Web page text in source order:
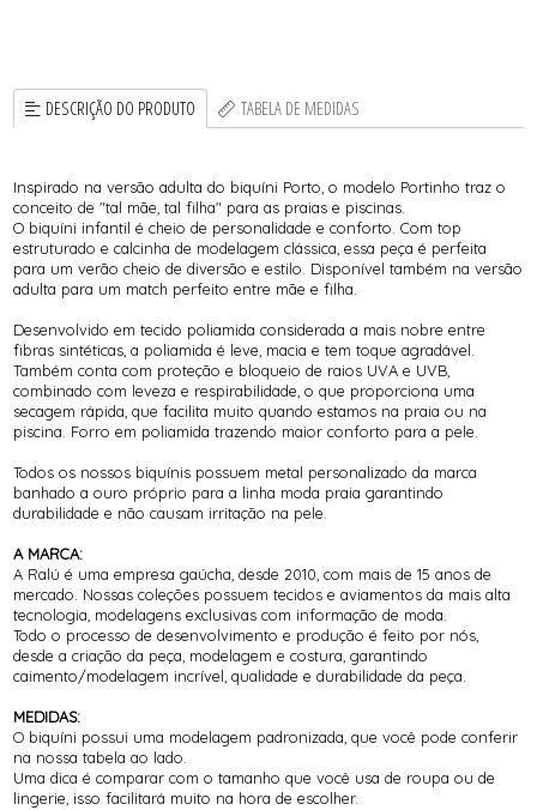
DESCRIÇÃO DO PRODUTO TABELA DE MEDIDAS
Inspirado na versão adulta do biquíni Porto, o modelo Portinho traz o
conceito de "tal mãe, tal filha" para as praias e piscinas.
O biquíni infantil é cheio de personalidade e conforto. Com top
estruturado e calcinha de modelagem clássica, essa peça é perfeita
para um verão cheio de diversão e estilo. Disponível também na versão
adulta para um match perfeito entre mãe e filha.
Desenvolvido em tecido poliamida considerada a mais nobre entre
fibras sintéticas, a poliamida é leve, macia e tem toque agradável.
Também conta com proteção e bloqueio de raios UVA e UVB,
combinado com leveza e respirabilidade, o que proporciona uma
secagem rápida, que facilita muito quando estamos na praia ou na
piscina. Forro em poliamida trazendo maior conforto para a pele.
Todos os nossos biquínis possuem metal personalizado da marca
banhado a ouro próprio para a linha moda praia garantindo
durabilidade e não causam irritação na pele.
A MARCA:
A Ralú é uma empresa gaúcha, desde 2010, com mais de 15 anos de
mercado. Nossas coleções possuem tecidos e aviamentos da mais alta
tecnologia, modelagens exclusivas com informação de moda.
Todo o processo de desenvolvimento e produção é feito por nós,
desde a criação da peça, modelagem e costura, garantindo
caimento/modelagem incrível, qualidade e durabilidade da peça.
MEDIDAS:
O biquíni possui uma modelagem padronizada, que você pode conferir
na nossa tabela ao lado.
Uma dica é comparar com o tamanho que você usa de roupa ou de
lingerie, isso facilitará muito na hora de escolher.